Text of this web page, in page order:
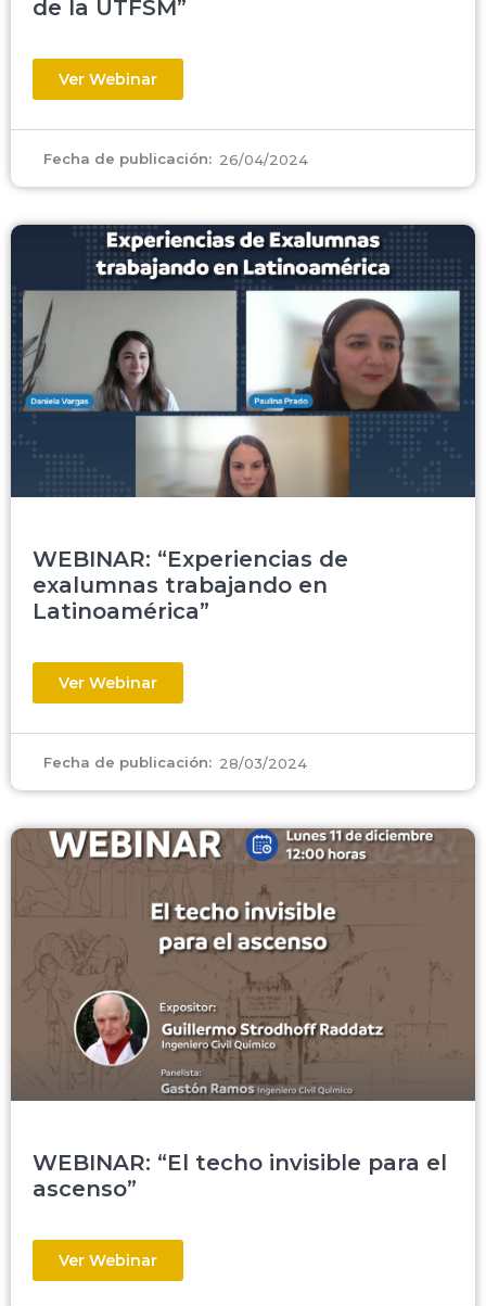
de la UTFSM”
Ver Webinar
Fecha de publicación: 26/04/2024
WEBINAR: “Experiencias de
exalumnas trabajando en
Latinoamérica”
Ver Webinar
Fecha de publicación: 28/03/2024
WEBINAR: “El techo invisible para el
ascenso”
Ver Webinar